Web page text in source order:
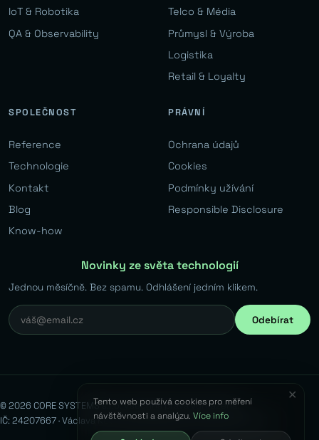
IoT & Robotika
QA & Observability
Telco & Média
Průmysl & Výroba
Logistika
Retail & Loyalty
SPOLEČNOST
Reference
Technologie
Kontakt
Blog
Know-how
PRÁVNÍ
Ochrana údajů
Cookies
Podmínky užívání
Responsible Disclosure
Novinky ze světa technologií
Jednou měsíčně. Bez spamu. Odhlášení jedním klikem.
Odebírat
© 2026 CORE SYSTEMS s.r.o. Všechna práva vyhrazena.
IČ: 24207667 · Václava Kovaříka 383, Běchovice, 190 11 Praha 9
✕
Tento web používá cookies pro měření
návštěvnosti a analýzu.Více info